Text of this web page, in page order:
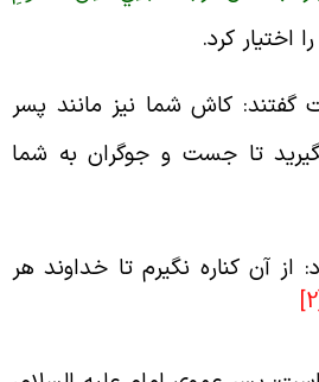
اختيار كرد.
كاش شما نيز مانند پسر
تا جست و جوگران به شما
آن كناره نگيرم تا خداوند هر